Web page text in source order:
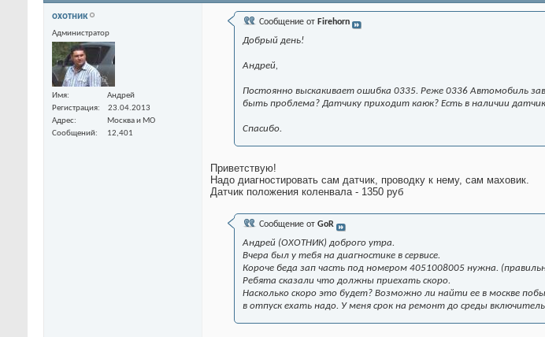
охотник
Администратор
Имя
Андрей
Регистрация
23.04.2013
Адрес
Москва и МО
Сообщений
12,401
Сообщение от Firehorn
Добрый день!
Андрей,
Постоянно выскакивает ошибка 0335. Реже 0336 Автомобиль
быть проблема? Датчику приходит каюк? Есть в наличии
Спасибо.
Приветствую!
Надо диагностировать сам датчик, проводку к нему, сам маховик.
Датчик положения коленвала - 1350 руб
Сообщение от GoR
Андрей (ОХОТНИК) доброго утра.
Вчера был у тебя на диагностике в сервисе.
Короче беда зап часть под номером 4051008005 нужна.
Ребята сказали что должны приехать скоро.
Насколько скоро это будет? Возможно ли найти ее в москве
в отпуск ехать надо. У меня срок на ремонт до среды